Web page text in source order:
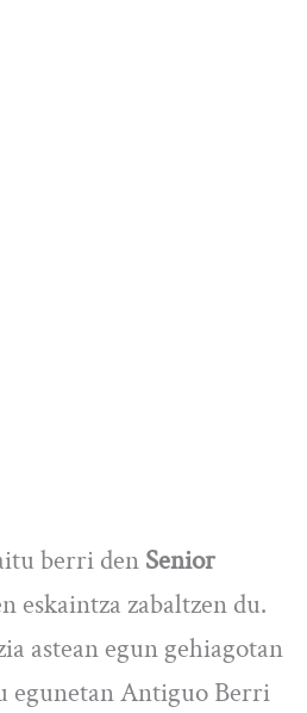
berri den Senior
eskaintza zabaltzen du.
astean egun gehiagotan
Antiguo Berri